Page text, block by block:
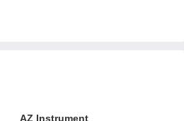
AZ Instrument